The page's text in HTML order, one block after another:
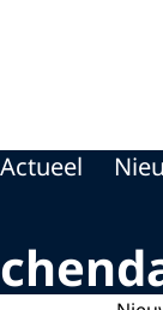
Actueel